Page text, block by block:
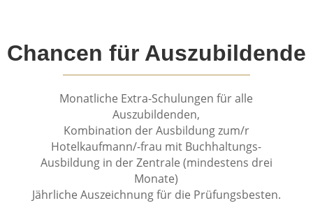
Chancen für Auszubildende
Monatliche Extra-Schulungen für alle
Auszubildenden,
Kombination der Ausbildung zum/r
Hotelkaufmann/-frau mit Buchhaltungs-
Ausbildung in der Zentrale (mindestens drei
Monate)
Jährliche Auszeichnung für die Prüfungsbesten.